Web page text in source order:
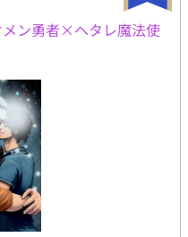
ン勇者×ヘタレ魔法使